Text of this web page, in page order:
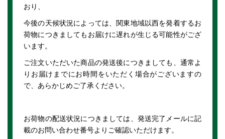
おり、
今後の天候状況によっては、関東地域以西を発着するお
荷物につきましてもお届けに遅れが生じる可能性がござ
います。
ご注文いただいた商品の発送後につきましても、通常よ
りお届けまでにお時間をいただく場合がございますの
で、あらかじめご了承ください。
お荷物の配送状況につきましては、発送完了メールに記
載のお問い合わせ番号よりご確認いただけます。